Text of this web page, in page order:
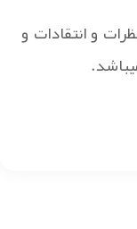
و انتقادات و